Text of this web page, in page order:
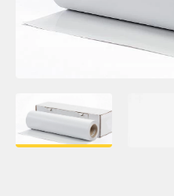
Oracal 641
Плёнка монтажная Oratape
ПЭТ листовой